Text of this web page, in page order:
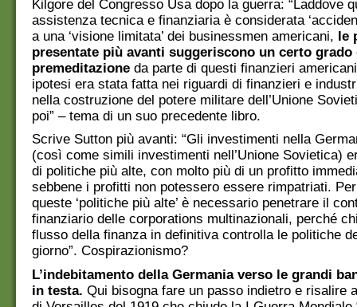
Kilgore del Congresso Usa dopo la guerra: “Laddove
assistenza tecnica e finanziaria è considerata
a una ‘visione limitata’ dei businessmen americani, le
presentate più avanti suggeriscono un certo grado
premeditazione da parte di questi finanzieri
ipotesi era stata fatta nei riguardi di finanzieri e
nella costruzione del potere militare dell’Unione
poi” – tema di un suo precedente libro.
Scrive Sutton più avanti: “Gli investimenti nella
(così come simili investimenti nell’Unione Sovietica)
di politiche più alte, con molto più di un profitto
sebbene i profitti non potessero essere rimpatriati.
queste ‘politiche più alte’ è necessario penetrare il
finanziario delle corporations multinazionali, perché
flusso della finanza in definitiva controlla le politiche
giorno”. Cospirazionismo?
L’indebitamento della Germania verso le grandi
in testa. Qui bisogna fare un passo indietro e risalire